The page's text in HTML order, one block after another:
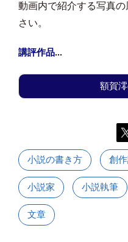
動画内で紹介する写真
さい。
講評作品...
額賀
小説の書き方 創
小説家 小説執筆
文章